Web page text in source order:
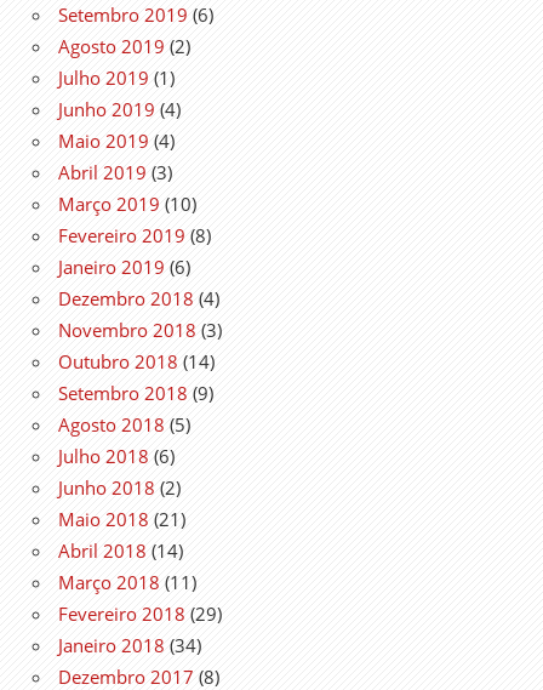
Setembro 2019 (6)
Agosto 2019 (2)
Julho 2019 (1)
Junho 2019 (4)
Maio 2019 (4)
Abril 2019 (3)
Março 2019 (10)
Fevereiro 2019 (8)
Janeiro 2019 (6)
Dezembro 2018 (4)
Novembro 2018 (3)
Outubro 2018 (14)
Setembro 2018 (9)
Agosto 2018 (5)
Julho 2018 (6)
Junho 2018 (2)
Maio 2018 (21)
Abril 2018 (14)
Março 2018 (11)
Fevereiro 2018 (29)
Janeiro 2018 (34)
Dezembro 2017 (8)